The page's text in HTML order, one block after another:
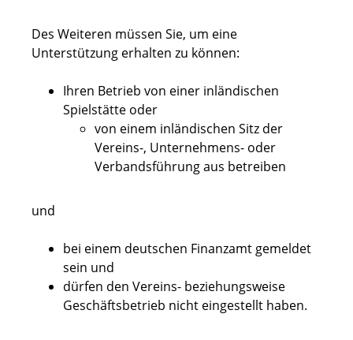
Des Weiteren müssen Sie, um eine
Unterstützung erhalten zu können:
Ihren Betrieb von einer inländischen
Spielstätte oder
von einem inländischen Sitz der
Vereins-, Unternehmens- oder
Verbandsführung aus betreiben
und
bei einem deutschen Finanzamt gemeldet
sein und
dürfen den Vereins- beziehungsweise
Geschäftsbetrieb nicht eingestellt haben.